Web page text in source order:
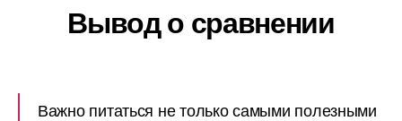
Вывод о сравнении
Важно питаться не только самыми полезными